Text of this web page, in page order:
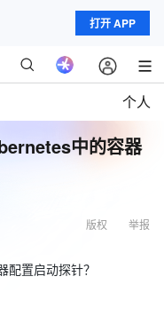
打开 APP
个人
中的容器
举报
版权
置启动探针？